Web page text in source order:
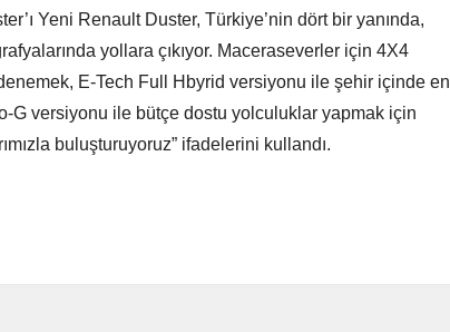
Yeni Renault Duster, Türkiye’nin dört bir yanında,
yollara çıkıyor. Maceraseverler için 4X4
E-Tech Full Hbyrid versiyonu ile şehir içinde en
G versiyonu ile bütçe dostu yolculuklar yapmak için
buluşturuyoruz” ifadelerini kullandı.